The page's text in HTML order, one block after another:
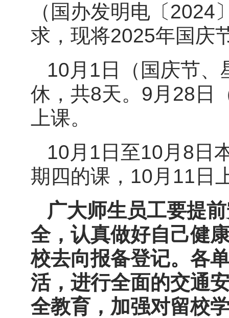
（国办发明电〔
求，现将2025年国庆
10月1日（国庆节
休，共8天。9月28日
上课。
10月1日至10月8日
期四的课，10月11日
广大师生员工要提
全，认真做好自己健
校去向报备登记。各
活，进行全面的交通
全教育，加强对留校